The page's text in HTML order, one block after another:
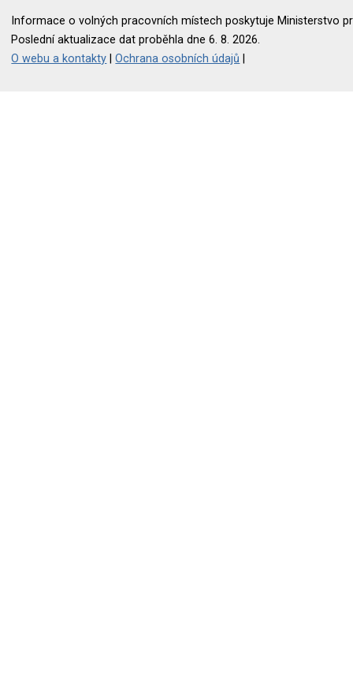
Informace o volných pracovních místech poskytuje Ministerstvo
Poslední aktualizace dat proběhla dne 6. 8. 2026.
O webu a kontakty |Ochrana osobních údajů